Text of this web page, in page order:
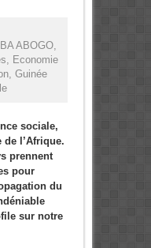
ABOGO,
Economie
Guinée
sociale,
l’Afrique.
prennent
pour
du
sur notre